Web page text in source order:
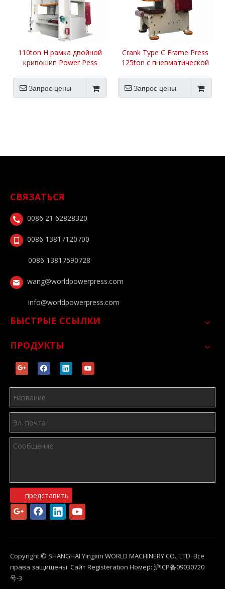
110ton H рамка двойной
кривошип Power Pess
Запрос цены
Crank Type C Frame Press
125ton с пневматической
Запрос цены
СВЯЗАТЬСЯ
0086 21 62828320
0086 13817120700
0086 13817590728
wang@worldpowerpress.com
info@worldpowerpress.com
БЫСТРЫЕ ССЫЛКИ
ПРОДУКТЫ
представить
Copyright © SHANGHAI Yingxin WORLD MACHINERY CO., LTD. Все
права защищены. Сайт Registeration Номер: 沪ICP备09030720
号-3